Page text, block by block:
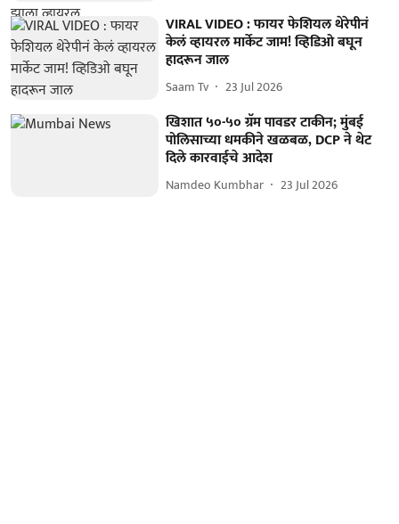
VIRAL VIDEO : फायर फेशियल थेरेपीनं
केलं व्हायरल मार्केट जाम! व्हिडिओ बघून
हादरून जाल
Saam Tv 23 Jul 2026
खिशात ५०-५० ग्रॅम पावडर टाकीन; मुंबई
पोलिसाच्या धमकीने खळबळ, DCP ने थेट
दिले कारवाईचे आदेश
Namdeo Kumbhar 23 Jul 2026